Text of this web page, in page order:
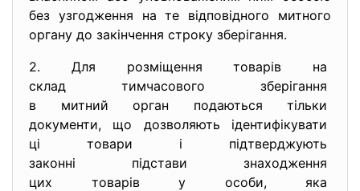
без узгодження на те відповідного митного
органу до закінчення строку зберігання.
2. Для розміщення товарів на
склад тимчасового зберігання
в митний орган подаються тільки
документи, що дозволяють ідентифікувати
ці товари і підтверджують
законні підстави знаходження
цих товарів у особи, яка